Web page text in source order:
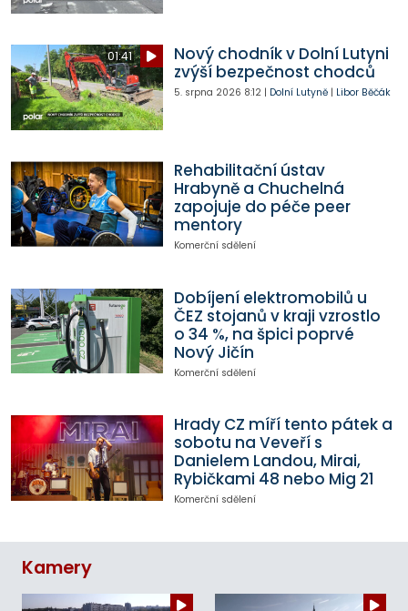
01:41
Nový chodník v Dolní Lutyni
zvýší bezpečnost chodců
5. srpna 2026 8:12| Dolní Lutyně| Libor Běčák
Rehabilitační ústav
Hrabyně a Chuchelná
zapojuje do péče peer
mentory
Komerční sdělení
Dobíjení elektromobilů u
ČEZ stojanů v kraji vzrostlo
o 34 %, na špici poprvé
Nový Jičín
Komerční sdělení
Hrady CZ míří tento pátek a
sobotu na Veveří s
Danielem Landou, Mirai,
Rybičkami 48 nebo Mig 21
Komerční sdělení
Kamery